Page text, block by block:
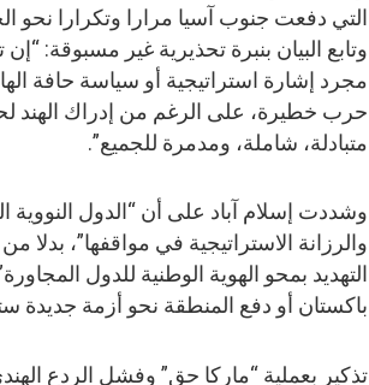
التي دفعت جنوب آسيا مرارا وتكرارا نحو
وتابع البيان بنبرة تحذيرية غير مسبوقة:
مجرد إشارة استراتيجية أو سياسة حافة
حرب خطيرة، على الرغم من إدراك الهند
متبادلة، شاملة، ومدمرة للجميع”.
وشددت إسلام آباد على أن “الدول
والرزانة الاستراتيجية في مواقفها”، بدلا
التهديد بمحو الهوية الوطنية للدول
باكستان أو دفع المنطقة نحو أزمة جديدة
تذكير بعملية “ماركا حق” وفشل الردع